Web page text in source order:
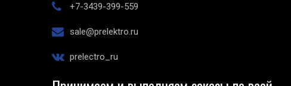
+7-3439-399-559
sale@prelektro.ru
prelectro_ru